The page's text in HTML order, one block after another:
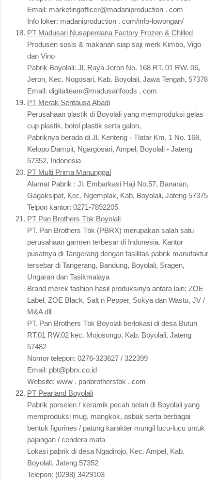
Email: marketingofficer@madaniproduction . com
Info loker: madaniproduction . com/info-lowongan/
PT Madusari Nusaperdana Factory Frozen & Chilled
Produsen sosis & makanan siap saji merk Kimbo, Vigo
dan Vino
Pabrik Boyolali: Jl. Raya Jeron No. 168 RT. 01 RW. 06,
Jeron, Kec. Nogosari, Kab. Boyolali, Jawa Tengah, 57378
Email: digitalteam@madusarifoods . com
PT Merak Sentausa Abadi
Perusahaan plastik di Boyolali yang memproduksi gelas
cup plastik, botol plastik serta galon,
Pabriknya berada di Jl. Kenteng - Tlatar Km. 1 No. 168,
Kelopo Dampit, Ngargosari, Ampel, Boyolali - Jateng
57352, Indonesia
PT Multi Prima Manunggal
Alamat Pabrik : Jl. Embarkasi Haji No.57, Banaran,
Gagaksipat, Kec. Ngemplak, Kab. Boyolali, Jateng 57375
Telpon kantor: 0271-7892205
PT Pan Brothers Tbk Boyolali
PT. Pan Brothers Tbk (PBRX) merupakan salah satu
perusahaan garmen terbesar di Indonesia. Kantor
pusatnya di Tangerang dengan fasilitas pabrik manufaktur
tersebar di Tangerang, Bandung, Boyolali, Sragen,
Ungaran dan Tasikmalaya
Brand merek fashion hasil produksinya antara lain: ZOE
Label, ZOE Black, Salt n Pepper, Sokya dan Wastu, JV /
M&A dll
PT. Pan Brothers Tbk Boyolali berlokasi di desa Butuh
RT.01 RW.02 kec. Mojosongo, Kab. Boyolali, Jateng
57482
Nomor telepon: 0276-323627 / 322399
Email: pbt@pbrx.co.id
Website: www . panbrotherstbk . com
PT Pearland Boyolali
Pabrik porselen / keramik pecah belah di Boyolali yang
memproduksi mug, mangkok, asbak serta berbagai
bentuk figurines / patung karakter mungil lucu-lucu untuk
pajangan / cendera mata
Lokasi pabrik di desa Ngadirojo, Kec. Ampel, Kab.
Boyolali, Jateng 57352
Telepon: (0298) 3429103